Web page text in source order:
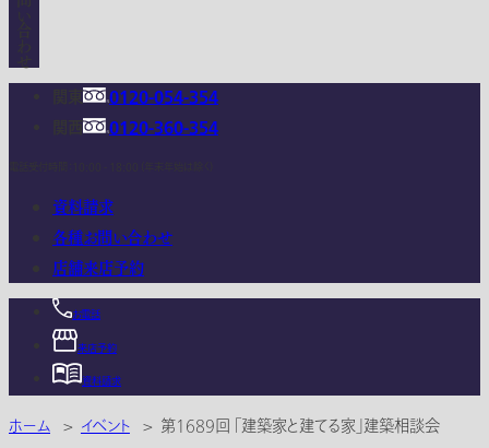
0120-054-354
0120-360-354
資料請求
各種お問い合わせ
店舗来店予約
お電話
来店予約
資料請求
ホーム > イベント > 第1689回 「建築家と建てる家」建築相談会